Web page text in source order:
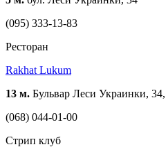
(095) 333-13-83
Ресторан
Rakhat Lukum
13 м. Бульвар Леси Украинки,
(068) 044-01-00
Стрип клуб